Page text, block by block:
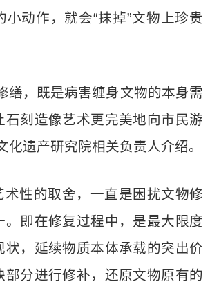
小动作，就会“抹掉”文物上珍贵
缮，既是病害缠身文物的本身需
石刻造像艺术更完美地向市民游
化遗产研究院相关负责人介绍。
术性的取舍，一直是困扰文物修
。即在修复过程中，是最大限度
状，延续物质本体承载的突出价
部分进行修补，还原文物原有的